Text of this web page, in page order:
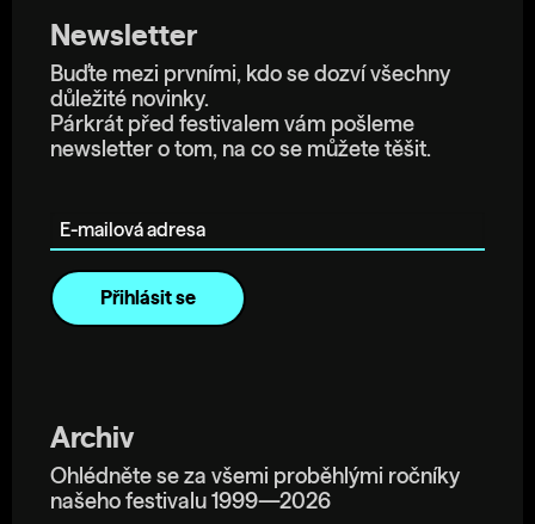
Newsletter
Buďte mezi prvními, kdo se dozví všechny
důležité novinky.
Párkrát před festivalem vám pošleme
newsletter o tom, na co se můžete těšit.
Archiv
Ohlédněte se za všemi proběhlými ročníky
našeho festivalu 1999—2026